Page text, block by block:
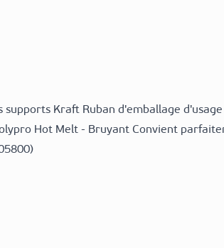
Kraft Ruban d'emballage
Hot Melt - Bruyant Convient